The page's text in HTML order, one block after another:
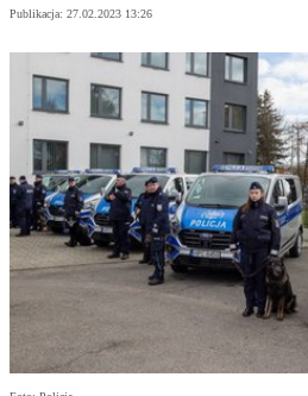
Publikacja: 27.02.2023 13:26